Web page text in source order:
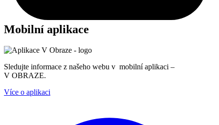
Mobilní aplikace
Sledujte informace z našeho webu v mobilní aplikaci –
V OBRAZE.
Více o aplikaci